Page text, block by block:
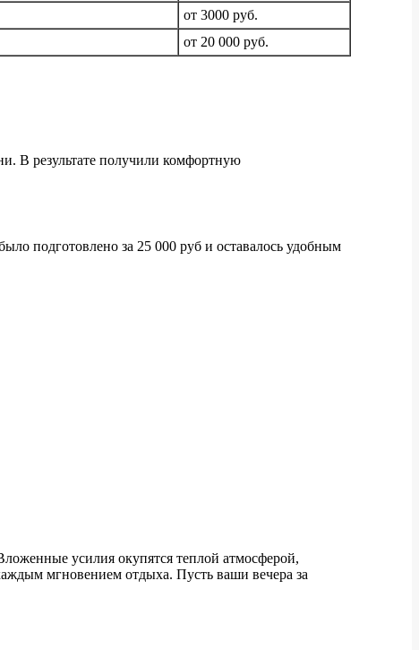
от 3000 руб.
от 20 000 руб.
В результате получили комфортную
подготовлено за 25 000 руб и оставалось удобным
усилия окупятся теплой атмосферой,
мгновением отдыха. Пусть ваши вечера за